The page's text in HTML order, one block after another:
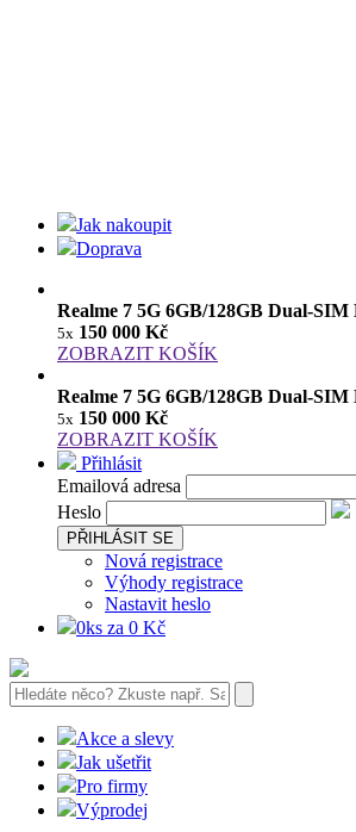
Jak nakoupit
Doprava
Realme 7 5G 6GB/128GB Dual-SIM
5x 150 000 Kč
ZOBRAZIT KOŠÍK
Realme 7 5G 6GB/128GB Dual-SIM
5x 150 000 Kč
ZOBRAZIT KOŠÍK
Přihlásit
Emailová adresa
Heslo
PŘIHLÁSIT SE
Nová registrace
Výhody registrace
Nastavit heslo
0ks za 0 Kč
Akce a slevy
Jak ušetřit
Pro firmy
Výprodej